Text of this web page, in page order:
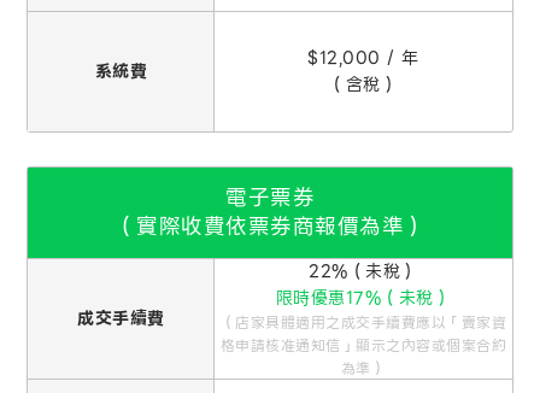
系統費
$12,000 / 年
（含稅）
電子票券
（實際收費依票券商報價為準）
成交手續費
22%（未稅）
限時優惠17%（未稅）
（店家具體適用之成交手續費應以「賣家資
格申請核准通知信」顯示之內容或個案合約
為準）